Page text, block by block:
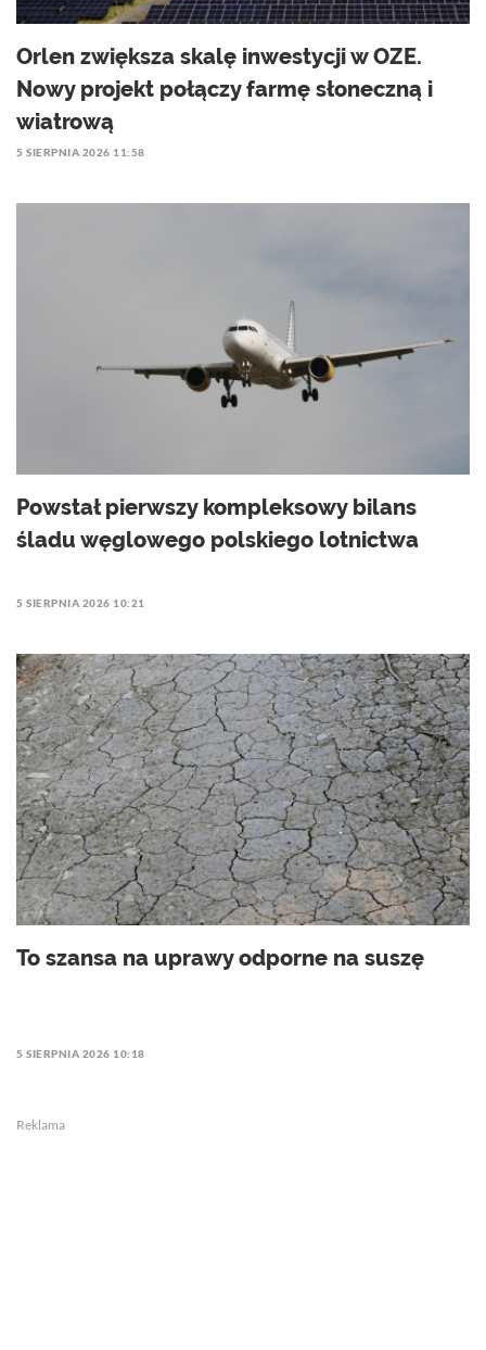
Orlen zwiększa skalę inwestycji w OZE.
Nowy projekt połączy farmę słoneczną i
wiatrową
5 SIERPNIA 2026 11:58
Powstał pierwszy kompleksowy bilans
śladu węglowego polskiego lotnictwa
5 SIERPNIA 2026 10:21
To szansa na uprawy odporne na suszę
5 SIERPNIA 2026 10:18
Reklama